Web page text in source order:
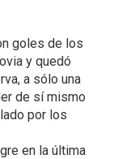
goles de los
y quedó
a sólo una
de sí mismo
por los
en la última